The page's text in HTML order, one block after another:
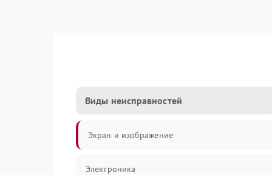
Виды неисправностей
Экран и изображение
Электроника